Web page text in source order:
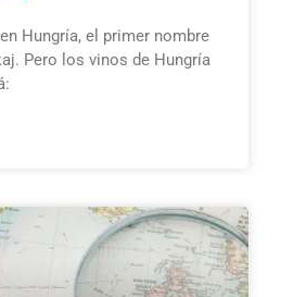
Hungría, el primer nombre
Pero los vinos de Hungría